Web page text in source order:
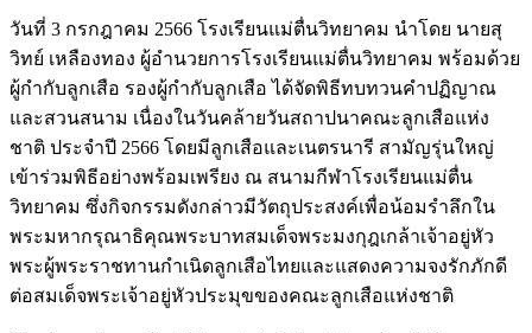
วันที่ 3 กรกฎาคม 2566 โรงเรียนแม่ตื่นวิทยาคม นำโดย นายสุ
วิทย์ เหลืองทอง ผู้อำนวยการโรงเรียนแม่ตื่นวิทยาคม พร้อมด้วย
ผู้กำกับลูกเสือ รองผู้กำกับลูกเสือ ได้จัดพิธีทบทวนคำปฏิญาณ
และสวนสนาม เนื่องในวันคล้ายวันสถาปนาคณะลูกเสือแห่ง
ชาติ ประจำปี 2566 โดยมีลูกเสือและเนตรนารี สามัญรุ่นใหญ่
เข้าร่วมพิธีอย่างพร้อมเพรียง ณ สนามกีฬาโรงเรียนแม่ตื่น
วิทยาคม ซึ่งกิจกรรมดังกล่าวมีวัตถุประสงค์เพื่อน้อมรำลึกใน
พระมหากรุณาธิคุณพระบาทสมเด็จพระมงกุฎเกล้าเจ้าอยู่หัว
พระผู้พระราชทานกำเนิดลูกเสือไทยและแสดงความจงรักภักดี
ต่อสมเด็จพระเจ้าอยู่หัวประมุขของคณะลูกเสือแห่งชาติ